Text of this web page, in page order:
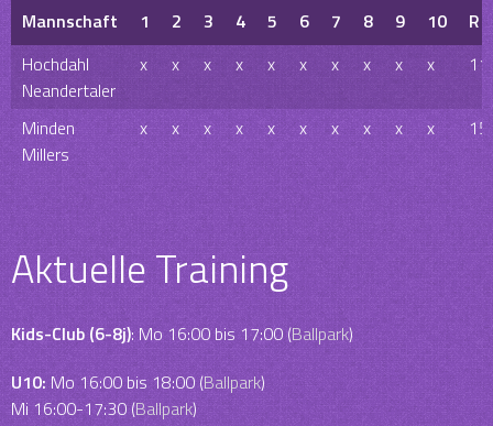
Mannschaft 1 2 3 4 5 6 7 8 9 10
R
Hochdahl
Neandertaler
x x x x x x x x x x 11
Minden
Millers
x x x x x x x x x x 15
Aktuelle Training
Kids-Club (6-8j): Mo 16:00 bis 17:00 (Ballpark)
U10: Mo 16:00 bis 18:00 (Ballpark)
Mi 16:00-17:30 (Ballpark)